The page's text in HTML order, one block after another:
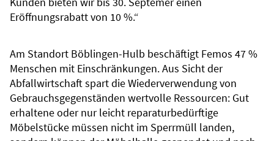
Eröffnungsrabatt von 10 %.“
Am Standort Böblingen-Hulb beschäftigt Femos 47 %
Menschen mit Einschränkungen. Aus Sicht der
Abfallwirtschaft spart die Wiederverwendung von
Gebrauchsgegenständen wertvolle Ressourcen: Gut
erhaltene oder nur leicht reparaturbedürftige
Möbelstücke müssen nicht im Sperrmüll landen,